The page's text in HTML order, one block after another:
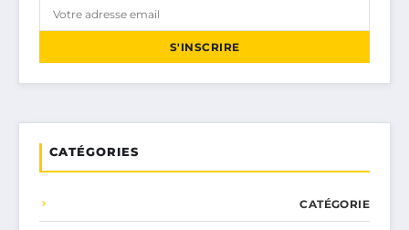
S'INSCRIRE
CATÉGORIES
CATÉGORIE